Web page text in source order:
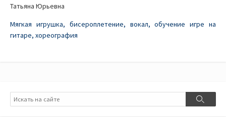
Татьяна Юрьевна
Мягкая игрушка, бисероплетение, вокал, обучение игре на
гитаре, хореография
Поиск
Поиск